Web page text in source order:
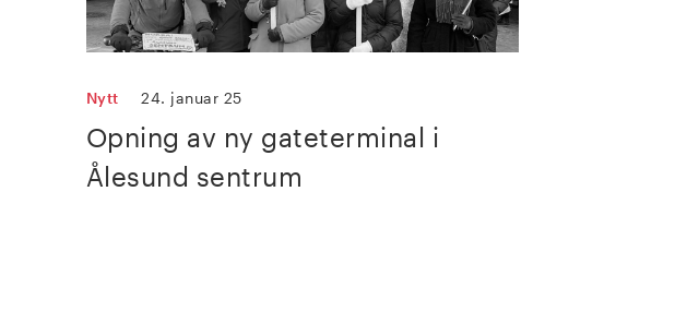
Nytt 24. januar 25
Opning av ny gateterminal i
Ålesund sentrum